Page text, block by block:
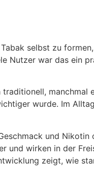
selbst zu
Nutzer war das ein
manchmal
wurde. Im
und
und wirken in der
zeigt, wie